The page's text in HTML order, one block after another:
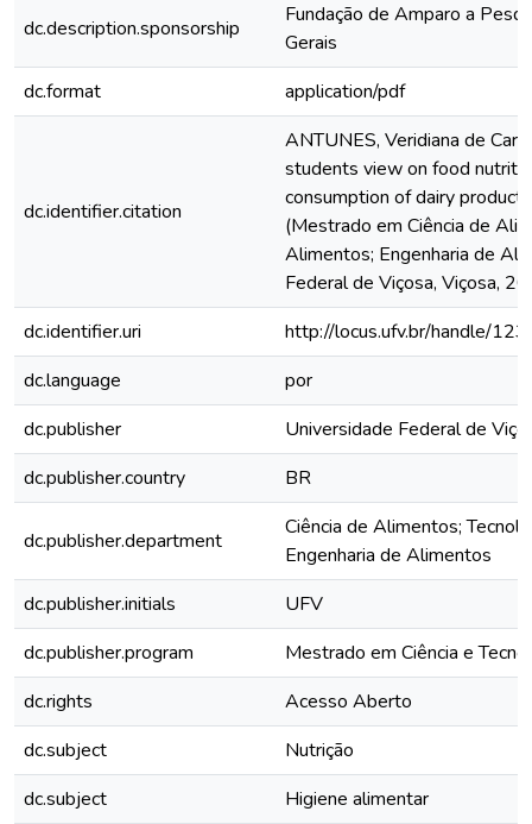
dc.description.sponsorship
Fundação de Amparo a
Gerais
dc.format
application/pdf
dc.identifier.citation
ANTUNES, Veridiana de
students view on food
consumption of dairy
(Mestrado em Ciência de
Alimentos; Engenharia de
Federal de Viçosa, Viçosa,
dc.identifier.uri
http://locus.ufv.br/handle/
dc.language
por
dc.publisher
Universidade Federal de
dc.publisher.country
BR
dc.publisher.department
Ciência de Alimentos;
Engenharia de Alimentos
dc.publisher.initials
UFV
dc.publisher.program
Mestrado em Ciência e
dc.rights
Acesso Aberto
dc.subject
Nutrição
dc.subject
Higiene alimentar